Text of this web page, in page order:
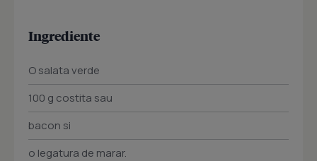
Ingrediente
O salata verde
100 g costita sau
bacon si
o legatura de marar.